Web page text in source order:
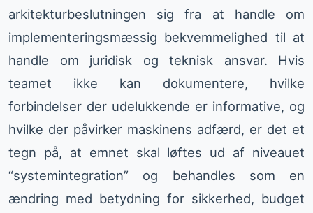
arkitekturbeslutningen sig fra at handle om
implementeringsmæssig bekvemmelighed til at
handle om juridisk og teknisk ansvar. Hvis
teamet ikke kan dokumentere, hvilke
forbindelser der udelukkende er informative, og
hvilke der påvirker maskinens adfærd, er det et
tegn på, at emnet skal løftes ud af niveauet
“systemintegration” og behandles som en
ændring med betydning for sikkerhed, budget